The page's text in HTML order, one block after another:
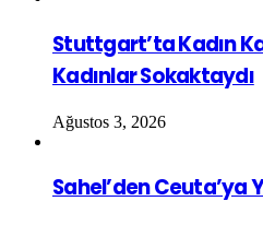
Stuttgart’ta Kadın
Kadınlar Sokaktaydı
Ağustos 3, 2026
Sahel’den Ceuta’ya